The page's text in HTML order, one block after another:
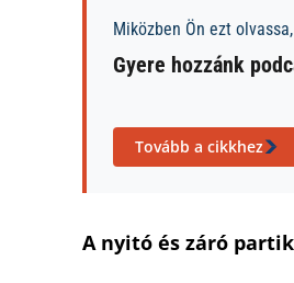
Miközben Ön ezt
Gyere hozzánk
Tovább a cikkhez
A nyitó és záró